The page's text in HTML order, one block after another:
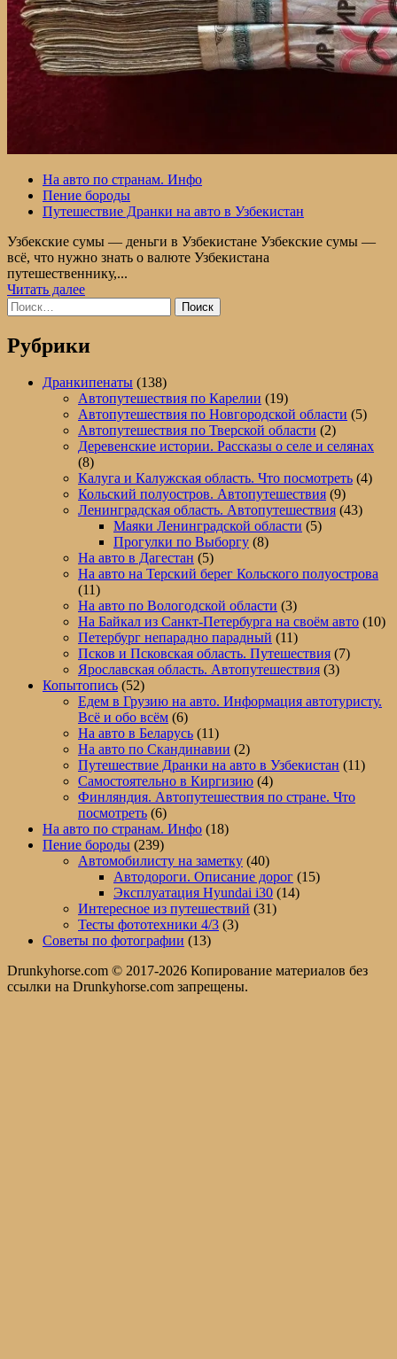
На авто по странам. Инфо
Пение бороды
Путешествие Дранки на авто в Узбекистан
Узбекские сумы — деньги в Узбекистане Узбекские сумы —
всё, что нужно знать о валюте Узбекистана
путешественнику,...
Читать далееПрочитать
о
сумы
Найти:
Рубрики
Дранкипенаты (138)
Автопутешествия по Карелии (19)
Автопутешествия по Новгородской области (5)
Автопутешествия по Тверской области (2)
Деревенские истории. Рассказы о селе и селянах
(8)
Калуга и Калужская область. Что посмотреть (4)
Кольский полуостров. Автопутешествия (9)
Ленинградская область. Автопутешествия (43)
Маяки Ленинградской области (5)
Прогулки по Выборгу (8)
На авто в Дагестан (5)
На авто на Терский берег Кольского полуострова
(11)
На авто по Вологодской области (3)
На Байкал из Санкт-Петербурга на своём авто (10)
Петербург непарадно парадный (11)
Псков и Псковская область. Путешествия (7)
Ярославская область. Автопутешествия (3)
Копытопись (52)
Едем в Грузию на авто. Информация автотуристу.
Всё и обо всём (6)
На авто в Беларусь (11)
На авто по Скандинавии (2)
Путешествие Дранки на авто в Узбекистан (11)
Самостоятельно в Киргизию (4)
Финляндия. Автопутешествия по стране. Что
посмотреть (6)
На авто по странам. Инфо (18)
Пение бороды (239)
Автомобилисту на заметку (40)
Автодороги. Описание дорог (15)
Эксплуатация Hyundai i30 (14)
Интересное из путешествий (31)
Тесты фототехники 4/3 (3)
Советы по фотографии (13)
Drunkyhorse.com © 2017-2026 Копирование материалов без
ссылки на Drunkyhorse.com запрещены.